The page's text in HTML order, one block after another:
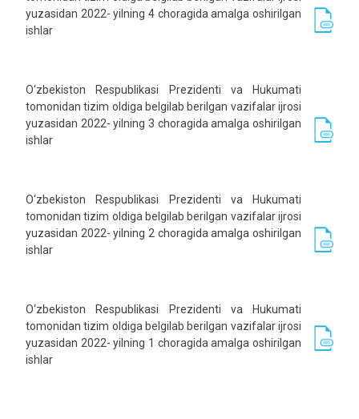
yuzasidan 2022- yilning 4 choragida amalga oshirilgan
ishlar
O‘zbekiston Respublikasi Prezidenti va Hukumati
tomonidan tizim oldiga belgilab berilgan vazifalar ijrosi
yuzasidan 2022- yilning 3 choragida amalga oshirilgan
ishlar
O‘zbekiston Respublikasi Prezidenti va Hukumati
tomonidan tizim oldiga belgilab berilgan vazifalar ijrosi
yuzasidan 2022- yilning 2 choragida amalga oshirilgan
ishlar
O‘zbekiston Respublikasi Prezidenti va Hukumati
tomonidan tizim oldiga belgilab berilgan vazifalar ijrosi
yuzasidan 2022- yilning 1 choragida amalga oshirilgan
ishlar